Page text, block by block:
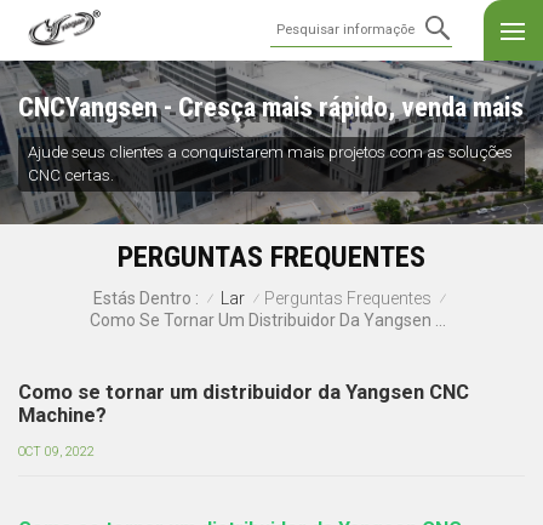
CNCYangsen - Cresça mais rápido, venda mais
Ajude seus clientes a conquistarem mais projetos com as soluções
CNC certas.
PERGUNTAS FREQUENTES
Estás Dentro : / Lar / Perguntas Frequentes /
Como se tornar um distribuidor da Yangsen CNC
Machine?
OCT 09, 2022